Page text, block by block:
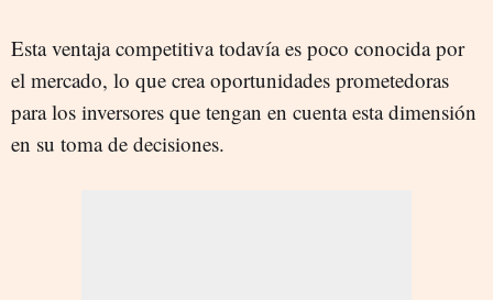
Esta ventaja competitiva todavía es poco conocida por
el mercado, lo que crea oportunidades prometedoras
para los inversores que tengan en cuenta esta dimensión
en su toma de decisiones.